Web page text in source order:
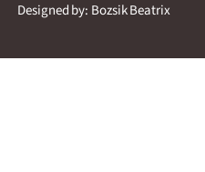
Designed by: Bozsik Beatrix